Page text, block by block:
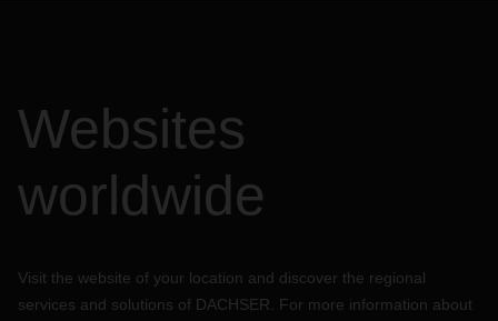
Websites
worldwide
Visit the website of your location and discover the regional
services and solutions of DACHSER. For more information about